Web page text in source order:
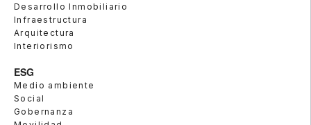
Desarrollo Inmobiliario
Infraestructura
Arquitectura
Interiorismo
ESG
Medio ambiente
Social
Gobernanza